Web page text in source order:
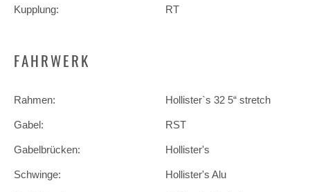
Kupplung: RT
FAHRWERK
Rahmen: Hollister`s 32 5“ stretch
Gabel: RST
Gabelbrücken: Hollister's
Schwinge: Hollister's Alu